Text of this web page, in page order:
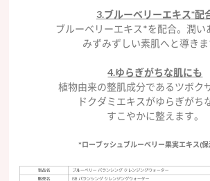
3.ブルーベリーエキス*配
ブルーベリーエキス*を配合。潤い
みずみずしい素肌へと導きま
4.ゆらぎがちな肌にも
植物由来の整肌成分であるツボク
ドクダミエキスがゆらぎがち
すこやかに整えます。
*ローブッシュブルーベリー果実エキス(保